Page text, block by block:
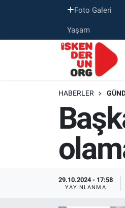
Foto Galeri
Yaşam
HABERLER
29.10.2024 - 17:58
YAYINLANMA